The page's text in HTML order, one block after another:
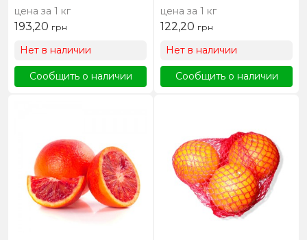
цена за 1 кг
193,20 грн
Нет в наличии
Сообщить о наличии
цена за 1 кг
122,20 грн
Нет в наличии
Сообщить о наличии